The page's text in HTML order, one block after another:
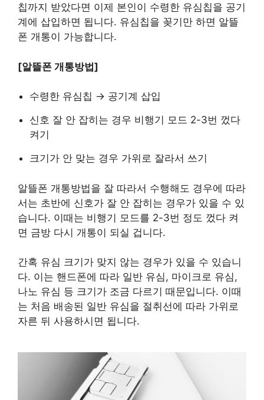
칩까지 받았다면 이제 본인이 수령한 유심칩을 공기
계에 삽입하면 됩니다. 유심칩을 꽂기만 하면 알뜰
폰 개통이 가능합니다.
[알뜰폰 개통방법]
수령한 유심칩 → 공기계 삽입
신호 잘 안 잡히는 경우 비행기 모드 2-3번 껐다
켜기
크기가 안 맞는 경우 가위로 잘라서 쓰기
알뜰폰 개통방법을 잘 따라서 수행해도 경우에 따라
서는 초반에 신호가 잘 안 잡히는 경우가 있을 수 있
습니다. 이때는 비행기 모드를 2-3번 정도 껐다 켜
면 금방 다시 개통이 되실 겁니다.
간혹 유심 크기가 맞지 않는 경우가 있을 수 있습니
다. 이는 핸드폰에 따라 일반 유심, 마이크로 유심,
나노 유심 등 크기가 조금 다르기 때문입니다. 이때
는 처음 배송된 일반 유심을 절취선에 따라 가위로
자른 뒤 사용하시면 됩니다.